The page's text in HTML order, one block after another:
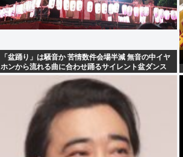
「盆踊り」は騒音か 苦情数件会場半減 無音の中イヤ
ホンから流れる曲に合わせ踊るサイレント盆ダンス
も